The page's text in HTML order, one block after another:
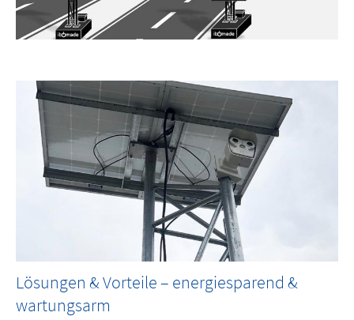
Lösungen & Vorteile – energiesparend &
wartungsarm